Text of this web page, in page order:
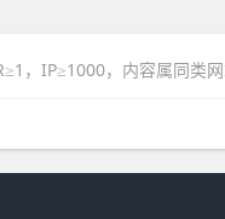
，IP≥1000，内容属同类